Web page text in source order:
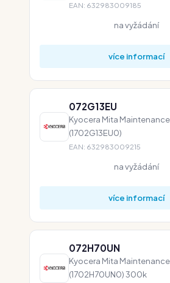
EAN: 632983009185
na vyžádání
více informací
072G13EU
Kyocera Mita Maintenance
(1702G13EU0)
EAN: 632983009215
na vyžádání
více informací
072H70UN
Kyocera Mita
(1702H70UN0) 300k